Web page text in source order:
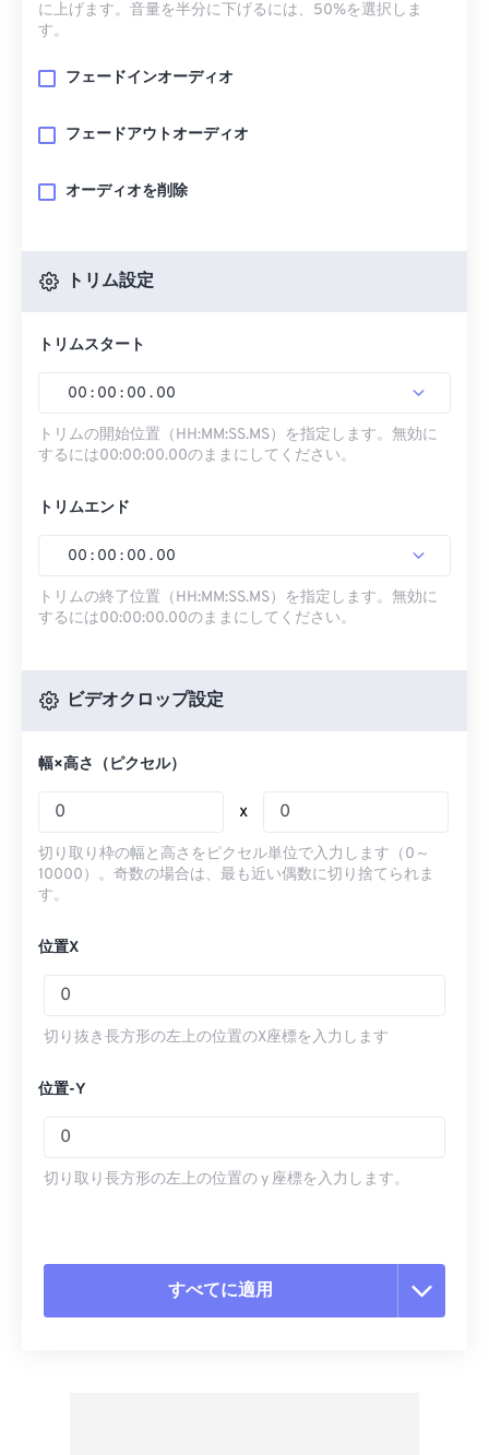
に上げます。音量を半分に下げるには、50%を選択しま
す。
フェードインオーディオ
フェードアウトオーディオ
オーディオを削除
トリム設定
トリムスタート
00 : 00 : 00 . 00
トリムの開始位置（HH:MM:SS.MS）を指定します。無効に
するには00:00:00.00のままにしてください。
トリムエンド
00 : 00 : 00 . 00
トリムの終了位置（HH:MM:SS.MS）を指定します。無効に
するには00:00:00.00のままにしてください。
ビデオクロップ設定
幅×高さ（ピクセル）
x
切り取り枠の幅と高さをピクセル単位で入力します（0～
10000）。奇数の場合は、最も近い偶数に切り捨てられま
す。
位置X
切り抜き長方形の左上の位置のX座標を入力します
位置-Y
切り取り長方形の左上の位置の y 座標を入力します。
すべてに適用